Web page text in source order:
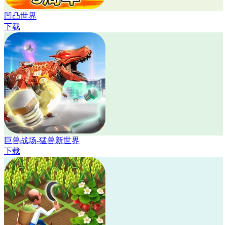
凹凸世界
下载
巨兽战场-猛兽新世界
下载